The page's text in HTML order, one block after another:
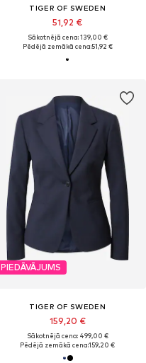
TIGER OF SWEDEN
51,92 €
Sākotnējā cena: 139,00 €
Pēdējā zemākā cena:51,92 €
PIEDĀVĀJUMS
TIGER OF SWEDEN
159,20 €
Sākotnējā cena: 499,00 €
Pēdējā zemākā cena:159,20 €